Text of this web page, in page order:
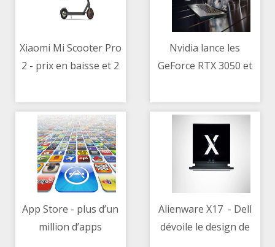
Xiaomi Mi Scooter Pro
2 - prix en baisse et 2
cette trottinette
électrique
Nvidia lance les
GeForce RTX 3050 et
tracing et le DLSS
moins chers
App Store - plus d’un
million d’apps
Alienware X17 - Dell
dévoile le design de